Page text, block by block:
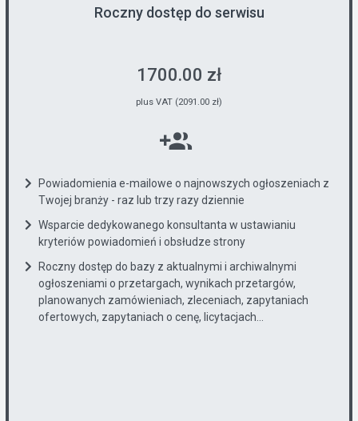
Roczny dostęp do serwisu
1700.00 zł
plus VAT (2091.00 zł)
Powiadomienia e-mailowe o najnowszych ogłoszeniach z
Twojej branży - raz lub trzy razy dziennie
Wsparcie dedykowanego konsultanta w ustawianiu
kryteriów powiadomień i obsłudze strony
Roczny dostęp do bazy z aktualnymi i archiwalnymi
ogłoszeniami o przetargach, wynikach przetargów,
planowanych zamówieniach, zleceniach, zapytaniach
ofertowych, zapytaniach o cenę, licytacjach...